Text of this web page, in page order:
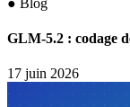
GLM-5.2 : codage
17 juin 2026